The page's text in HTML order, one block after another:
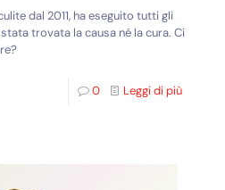
dal 2011, ha eseguito tutti gli
trovata la causa né la cura. Ci
0 Leggi di più